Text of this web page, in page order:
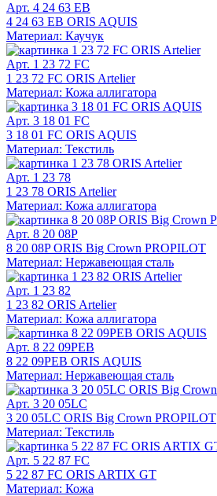
Арт. 4 24 63 EB
4 24 63 EB ORIS AQUIS
Материал: Каучук
Арт. 1 23 72 FC
1 23 72 FC ORIS Artelier
Материал: Кожа аллигатора
Арт. 3 18 01 FC
3 18 01 FC ORIS AQUIS
Материал: Текстиль
Арт. 1 23 78
1 23 78 ORIS Artelier
Материал: Кожа аллигатора
Арт. 8 20 08P
8 20 08P ORIS Big Crown PROPILOT
Материал: Нержавеющая сталь
Арт. 1 23 82
1 23 82 ORIS Artelier
Материал: Кожа аллигатора
Арт. 8 22 09PEB
8 22 09PEB ORIS AQUIS
Материал: Нержавеющая сталь
Арт. 3 20 05LC
3 20 05LC ORIS Big Crown PROPILOT
Материал: Текстиль
Арт. 5 22 87 FC
5 22 87 FC ORIS ARTIX GT
Материал: Кожа